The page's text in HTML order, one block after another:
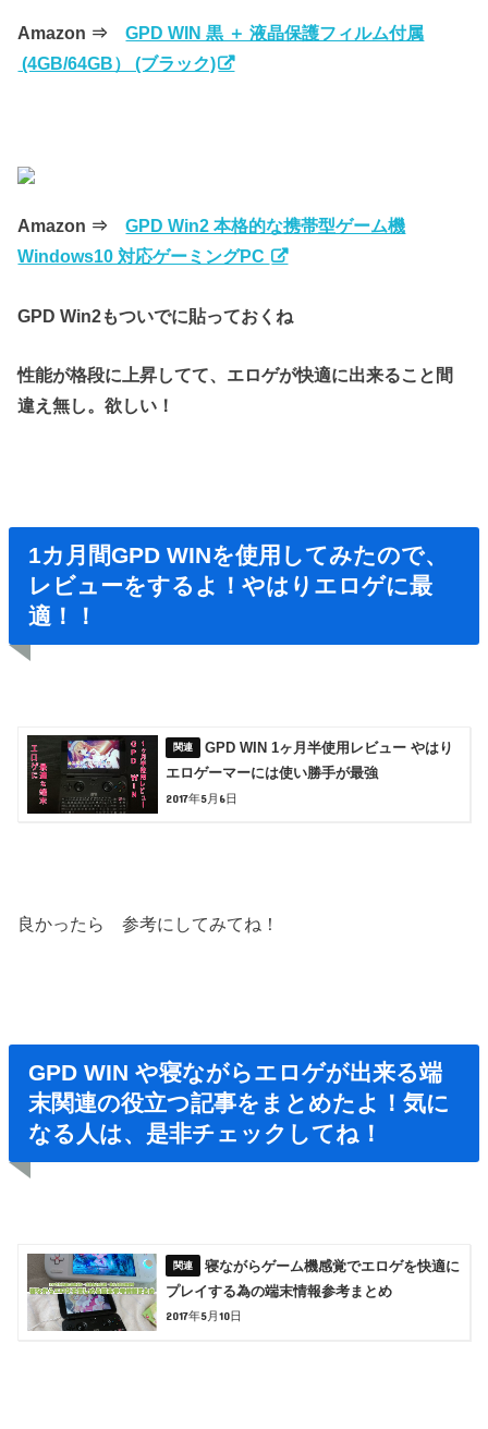
Amazon ⇒GPD WIN 黒 ＋ 液晶保護フィルム付属
(4GB/64GB） (ブラック)
Amazon ⇒GPD Win2 本格的な携帯型ゲーム機
Windows10 対応ゲーミングPC
GPD Win2もついでに貼っておくね
性能が格段に上昇してて、エロゲが快適に出来ること間
違え無し。欲しい！
1カ月間GPD WINを使用してみたので、
レビューをするよ！やはりエロゲに最
適！！
GPD WIN 1ヶ月半使用レビュー やはり
エロゲーマーには使い勝手が最強
2017年5月6日
良かったら 参考にしてみてね！
GPD WIN や寝ながらエロゲが出来る端
末関連の役立つ記事をまとめたよ！気に
なる人は、是非チェックしてね！
寝ながらゲーム機感覚でエロゲを快適に
プレイする為の端末情報参考まとめ
2017年5月10日